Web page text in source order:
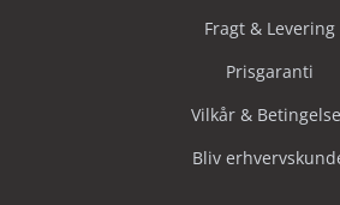
Fragt & Levering
Prisgaranti
Vilkår &
Bliv